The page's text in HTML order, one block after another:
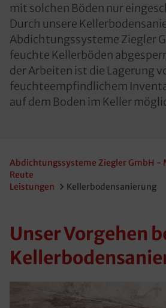
mit solchen Böden nur
Durch unsere
Abdichtungssysteme Ziegler
feuchte Kellerböden
der Arbeiten ist die Lagerung
feuchteempfindlichem
auf dem Boden im Keller
Abdichtungssysteme Ziegler GmbH
Reute
Leistungen
Kellerbodensanierung
Unser Vorgehen